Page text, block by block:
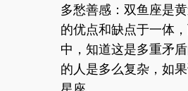
多愁善感：双鱼座是
的优点和缺点于一体
中，知道这是多重矛
的人是多么复杂，如